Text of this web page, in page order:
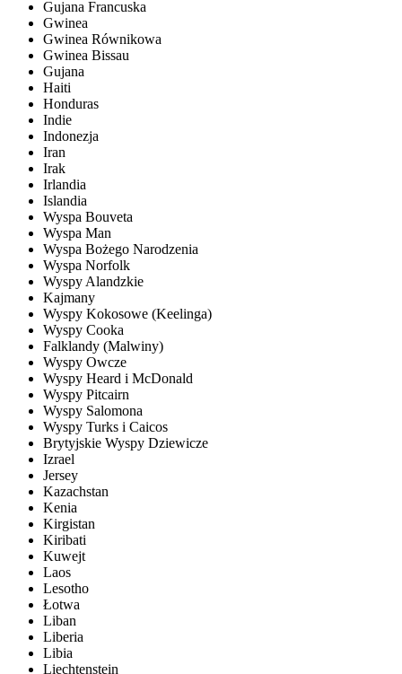
Gujana Francuska
Gwinea
Gwinea Równikowa
Gwinea Bissau
Gujana
Haiti
Honduras
Indie
Indonezja
Iran
Irak
Irlandia
Islandia
Wyspa Bouveta
Wyspa Man
Wyspa Bożego Narodzenia
Wyspa Norfolk
Wyspy Alandzkie
Kajmany
Wyspy Kokosowe (Keelinga)
Wyspy Cooka
Falklandy (Malwiny)
Wyspy Owcze
Wyspy Heard i McDonald
Wyspy Pitcairn
Wyspy Salomona
Wyspy Turks i Caicos
Brytyjskie Wyspy Dziewicze
Izrael
Jersey
Kazachstan
Kenia
Kirgistan
Kiribati
Kuwejt
Laos
Lesotho
Łotwa
Liban
Liberia
Libia
Liechtenstein